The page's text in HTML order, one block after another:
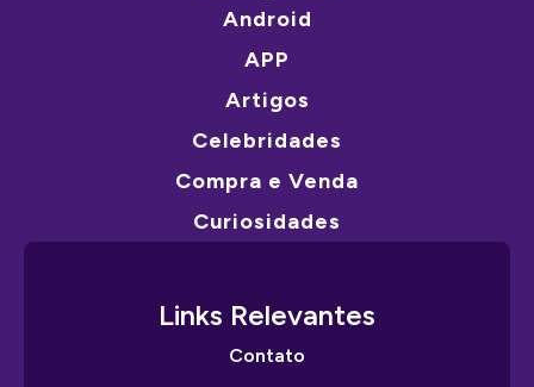
Android
APP
Artigos
Celebridades
Compra e Venda
Curiosidades
Links Relevantes
Contato